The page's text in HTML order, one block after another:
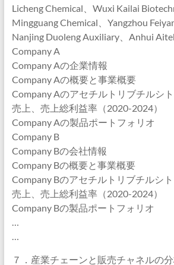
Licheng Chemical、Wuxi Kailai
Mingguang Chemical、Yangzhou
Nanjing Duoleng Auxiliary、Anhui
Company A
Company Aの企業情報
Company Aの概要と事業概要
Company Aのアセチルトリブチルシ
売上、売上総利益率（2020-2024）
Company Aの製品ポートフォリオ
Company B
Company Bの会社情報
Company Bの概要と事業概要
Company Bのアセチルトリブチルシト
売上、売上総利益率（2020-2024）
Company Bの製品ポートフォリオ
…
…
７．産業チェーンと販売チャネルの